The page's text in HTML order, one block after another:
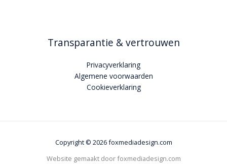
Transparantie & vertrouwen
Privacyverklaring
Algemene voorwaarden
Cookieverklaring
Copyright © 2026 foxmediadesign.com
Website gemaakt door foxmediadesign.com